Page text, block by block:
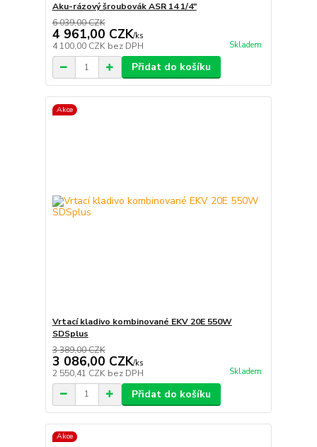
Aku-rázový šroubovák ASR 14 1/4"
6 039,00 CZK
4 961,00 CZK/ks
4 100,00 CZK bez DPH Skladem
Přidat do košíku
Akce
Vrtací kladivo kombinované EKV 20E 550W
SDSplus
3 389,00 CZK
3 086,00 CZK/ks
2 550,41 CZK bez DPH Skladem
Přidat do košíku
Akce